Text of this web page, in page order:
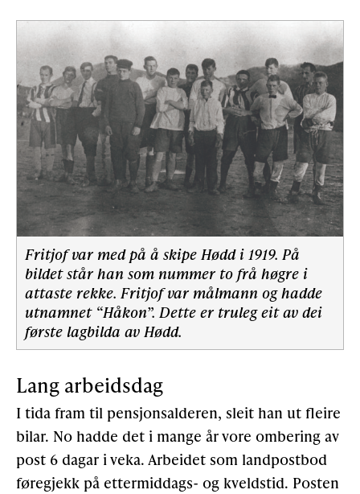
Fritjof var med på å skipe Hødd i 1919. På
bildet står han som nummer to frå høgre i
attaste rekke. Fritjof var målmann og hadde
utnamnet “Håkon”. Dette er truleg eit av dei
første lagbilda av Hødd.
Lang arbeidsdag
I tida fram til pensjonsalderen, sleit han ut fleire
bilar. No hadde det i mange år vore ombering av
post 6 dagar i veka. Arbeidet som landpostbod
føregjekk på ettermiddags- og kveldstid. Posten